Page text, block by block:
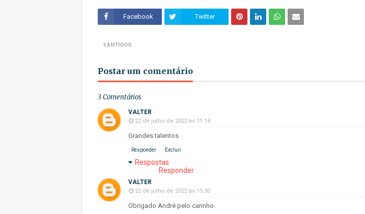
Facebook Twitter
ANTIGOS
Postar um comentário
3 Comentários
VALTER
22 de julho de 2022 às 11:14
Grandes talentos
Responder Excluir
Respostas
Responder
VALTER
22 de julho de 2022 às 15:30
Obrigado André pelo carinho.